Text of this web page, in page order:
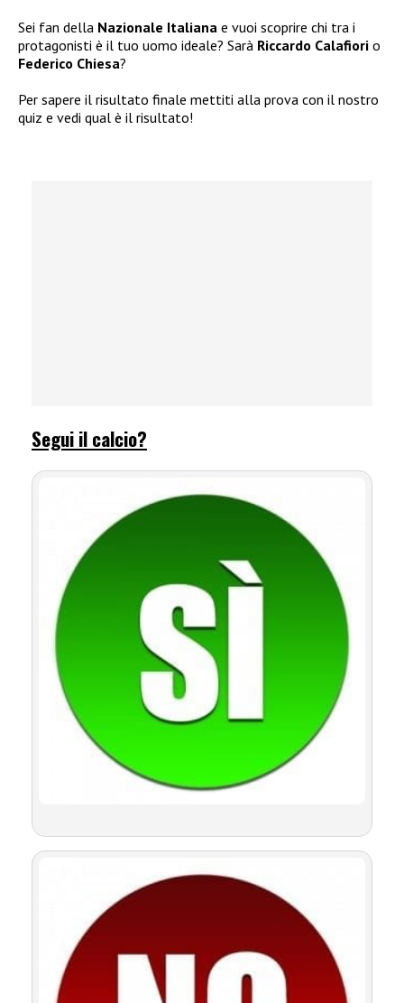
Sei fan della Nazionale Italiana e vuoi scoprire chi tra i
protagonisti è il tuo uomo ideale? Sarà Riccardo Calafiori o
Federico Chiesa?
Per sapere il risultato finale mettiti alla prova con il nostro
quiz e vedi qual è il risultato!
Segui il calcio?